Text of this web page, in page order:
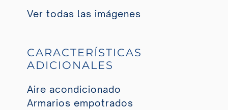
Ver todas las imágenes
CARACTERÍSTICAS
ADICIONALES
Aire acondicionado
Armarios empotrados